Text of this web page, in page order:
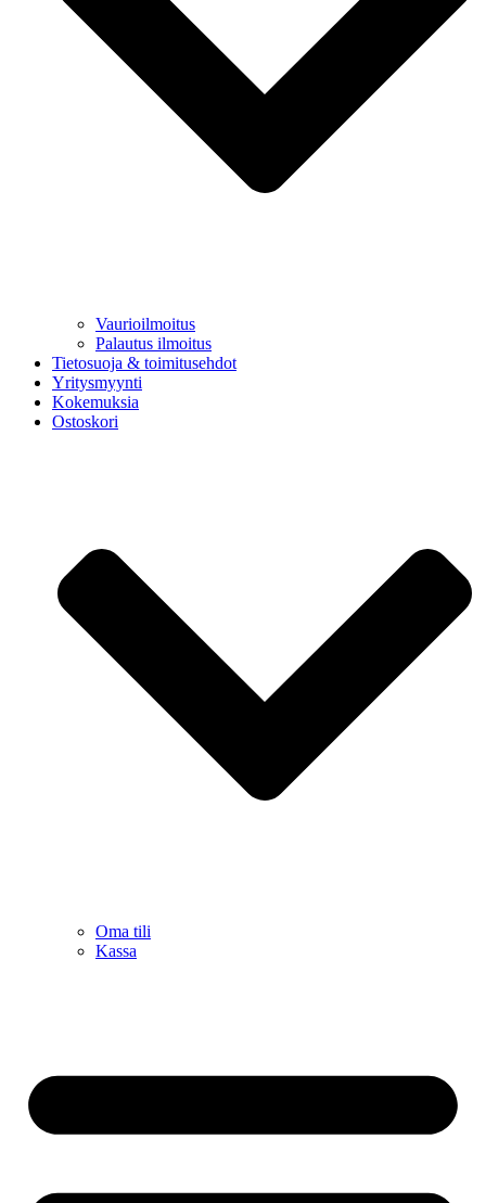
Vaurioilmoitus
Palautus ilmoitus
Tietosuoja & toimitusehdot
Yritysmyynti
Kokemuksia
Ostoskori
Oma tili
Kassa